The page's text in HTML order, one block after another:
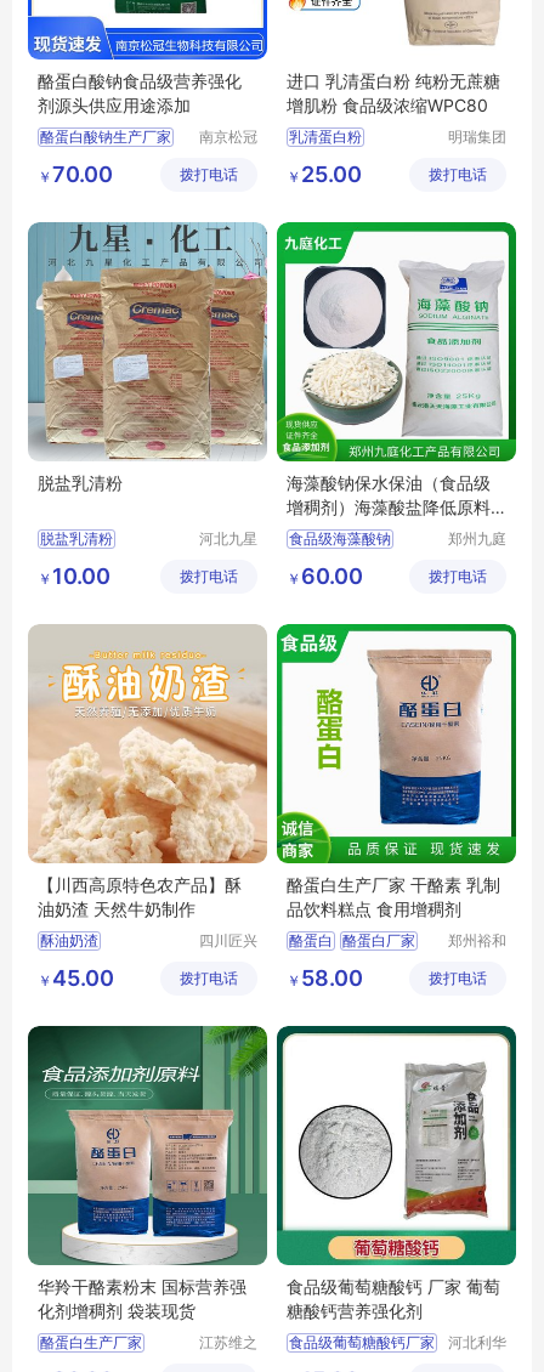
酪蛋白酸钠食品级营养强化
剂源头供应用途添加
酪蛋白酸钠生产厂家
酪蛋白酸钠价格
南京松冠
有限公司
￥ 70.00 拨打电话
进口 乳清蛋白粉 纯粉无蔗糖
增肌粉 食品级浓缩WPC80
乳清蛋白粉
纯粉无蔗糖增肌粉
明瑞集团
有限公司
￥ 25.00 拨打电话
脱盐乳清粉
脱盐乳清粉
脱盐乳清粉食品级
脱盐乳清粉批发零售
河北九星
有限公司
￥ 10.00 拨打电话
海藻酸钠保水保油（食品级
增稠剂）海藻酸盐降低原料
肉用量
食品级海藻酸钠
海藻酸钠食用增稠剂
郑州九庭
有限公司
￥ 60.00 拨打电话
【川西高原特色农产品】酥
油奶渣 天然牛奶制作
酥油奶渣
四川匠兴
展有限公
￥ 45.00 拨打电话
酪蛋白生产厂家 干酪素 乳制
品饮料糕点 食用增稠剂
酪蛋白
酪蛋白厂家
干酪素生产厂家
郑州裕和
剂有限公
￥ 58.00 拨打电话
华羚干酪素粉末 国标营养强
化剂增稠剂 袋装现货
酪蛋白生产厂家
江苏维之
食品级葡萄糖酸钙 厂家 葡萄
糖酸钙营养强化剂
食品级葡萄糖酸钙厂家
河北利华